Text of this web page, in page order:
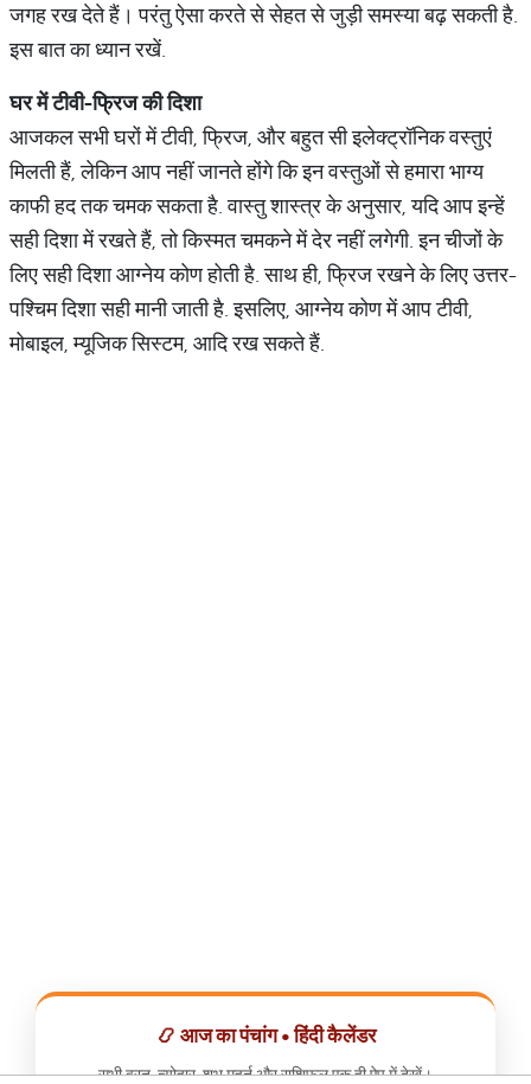
जगह रख देते हैं। परंतु ऐसा करते से सेहत से जुड़ी समस्या बढ़ सकती है.
इस बात का ध्यान रखें.
घरमेंटीवी-फ्रिजकीदिशा
आजकल सभी घरों में टीवी, फ्रिज, और बहुत सी इलेक्ट्रॉनिक वस्तुएं
मिलती हैं, लेकिन आप नहीं जानते होंगे कि इन वस्तुओं से हमारा भाग्य
काफी हद तक चमक सकता है. वास्तु शास्त्र के अनुसार, यदि आप इन्हें
सही दिशा में रखते हैं, तो किस्मत चमकने में देर नहीं लगेगी. इन चीजों के
लिए सही दिशा आग्नेय कोण होती है. साथ ही, फ्रिज रखने के लिए उत्तर-
पश्चिम दिशा सही मानी जाती है. इसलिए, आग्नेय कोण में आप टीवी,
मोबाइल, म्यूजिक सिस्टम, आदि रख सकते हैं.
📿 आज का पंचांग • हिंदी कैलेंडर
सभी व्रत, त्योहार, शुभ मुहूर्त और राशिफल एक ही ऐप में देखें।